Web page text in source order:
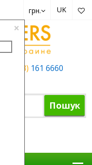
×
UK
грн.
+38 (063) 161 6660
Пошук